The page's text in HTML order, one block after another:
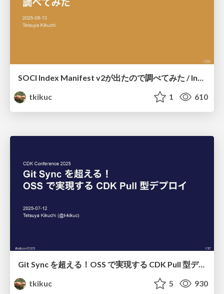
tkikuc
1 610
Git Sync を超える！OSS で実現する CDK Pull 型デプロイ / Deploying CDK with PipeCD in Pull-style
tkikuc
5 930